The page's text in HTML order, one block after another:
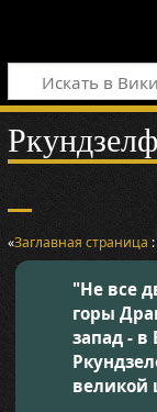
«Заглавная страница :
"Не все
горы
запад -
великой